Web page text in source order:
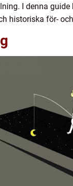
I denna
historiska för-